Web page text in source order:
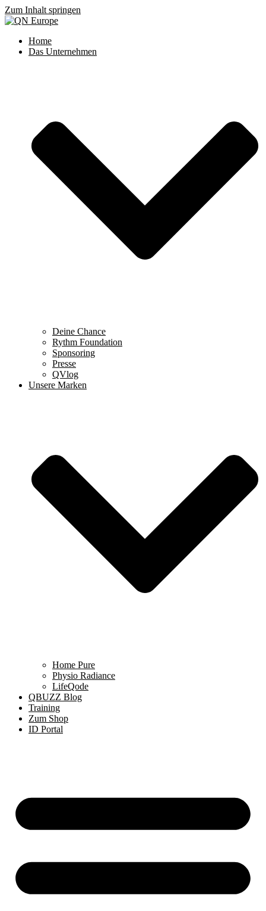
Zum Inhalt springen
Home
Das Unternehmen
Deine Chance
Rythm Foundation
Sponsoring
Presse
QVlog
Unsere Marken
Home Pure
Physio Radiance
LifeQode
QBUZZ Blog
Training
Zum Shop
ID Portal